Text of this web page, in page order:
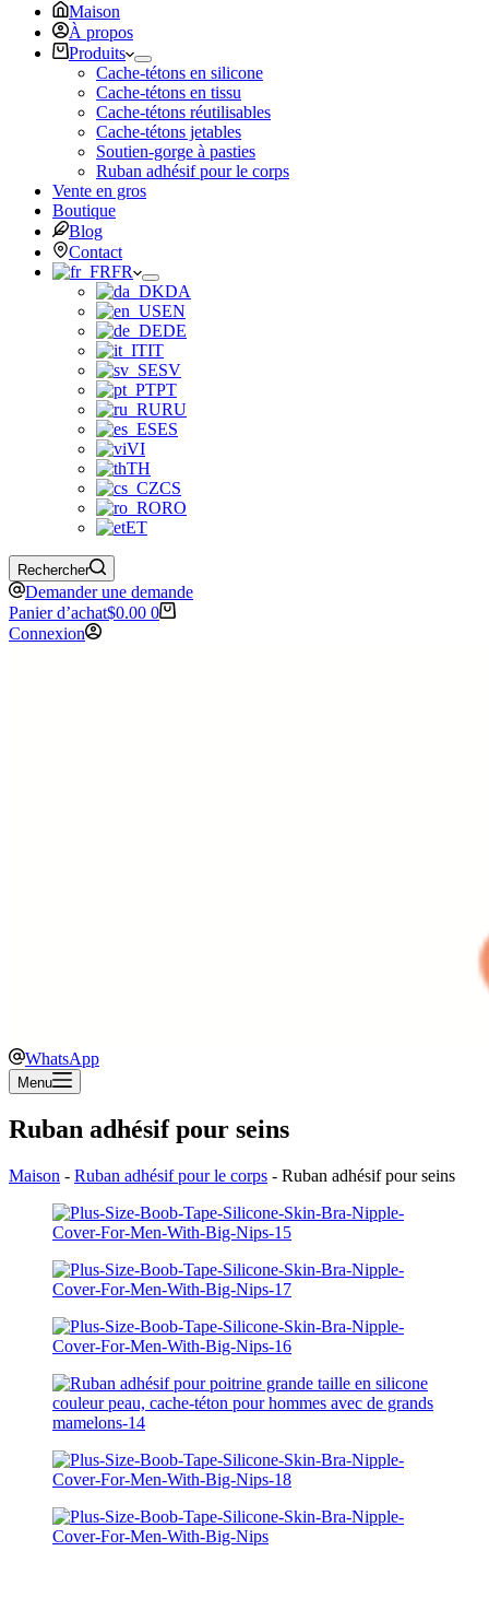
Maison
À propos
Produits
Cache-tétons en silicone
Cache-tétons en tissu
Cache-tétons réutilisables
Cache-tétons jetables
Soutien-gorge à pasties
Ruban adhésif pour le corps
Vente en gros
Boutique
Blog
Contact
FR
DA
EN
DE
IT
SV
PT
RU
ES
VI
TH
CS
RO
ET
Rechercher
Demander une demande
Panier d’achat$0.00 0
Connexion
WhatsApp
Menu
Ruban adhésif pour seins
Maison - Ruban adhésif pour le corps - Ruban adhésif pour seins